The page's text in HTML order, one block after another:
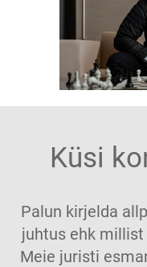
Küsi
Palun kirjelda
juhtus ehk millist
Meie juristi